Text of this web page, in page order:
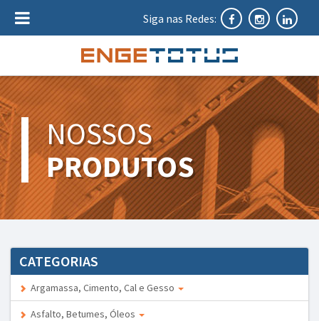
Siga nas Redes:
NOSSOS
PRODUTOS
CATEGORIAS
Argamassa, Cimento, Cal e Gesso
Asfalto, Betumes, Óleos